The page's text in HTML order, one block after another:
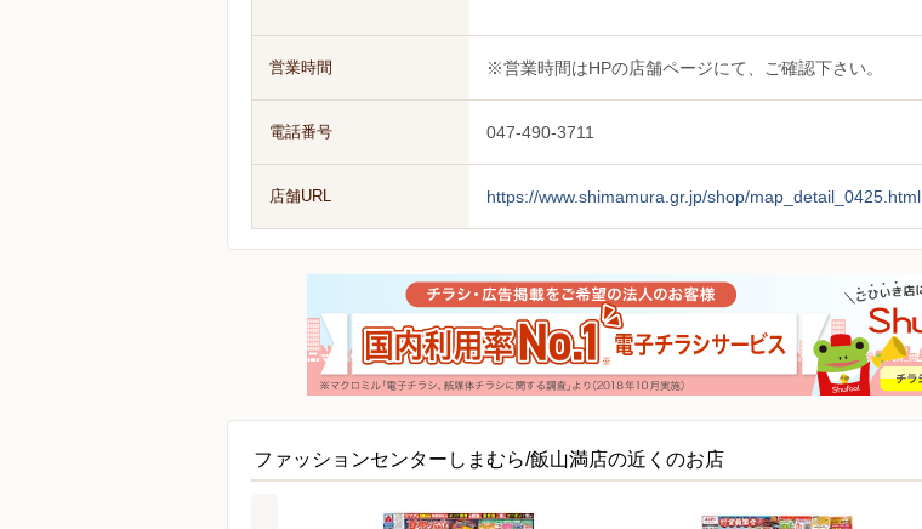
営業時間 ※営業時間はHPの店舗ページにて、ご確認下さい。
電話番号 047-490-3711
店舗URL https://www.shimamura.gr.jp/shop/map_detail_0425.html
ファッションセンターしまむら/飯山満店の近くのお店